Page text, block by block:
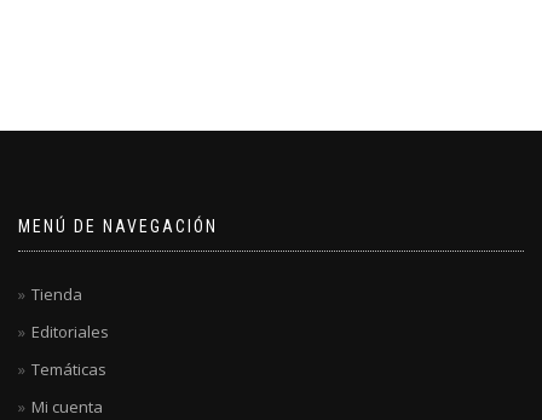
MENÚ DE NAVEGACIÓN
Tienda
Editoriales
Temáticas
Mi cuenta